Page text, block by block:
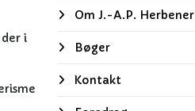
i
Om J.-A.P. Herbener
Bøger
Kontakt